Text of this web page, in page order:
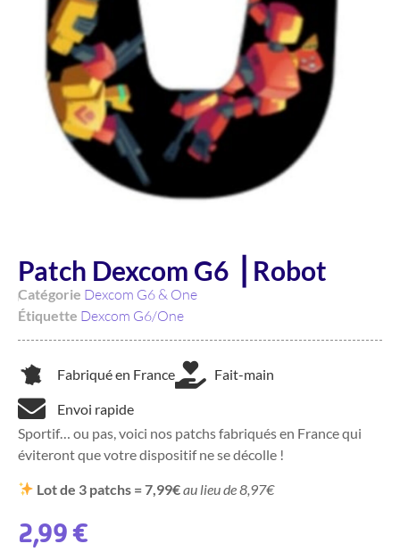
Patch Dexcom G6 ⎥ Robot
Catégorie Dexcom G6 & One
Étiquette Dexcom G6/One
Fabriqué en France Fait-main
Envoi rapide
Sportif… ou pas, voici nos patchs fabriqués en France qui
éviteront que votre dispositif ne se décolle !
Lot de 3 patchs = 7,99€au lieu de 8,97€
2,99€